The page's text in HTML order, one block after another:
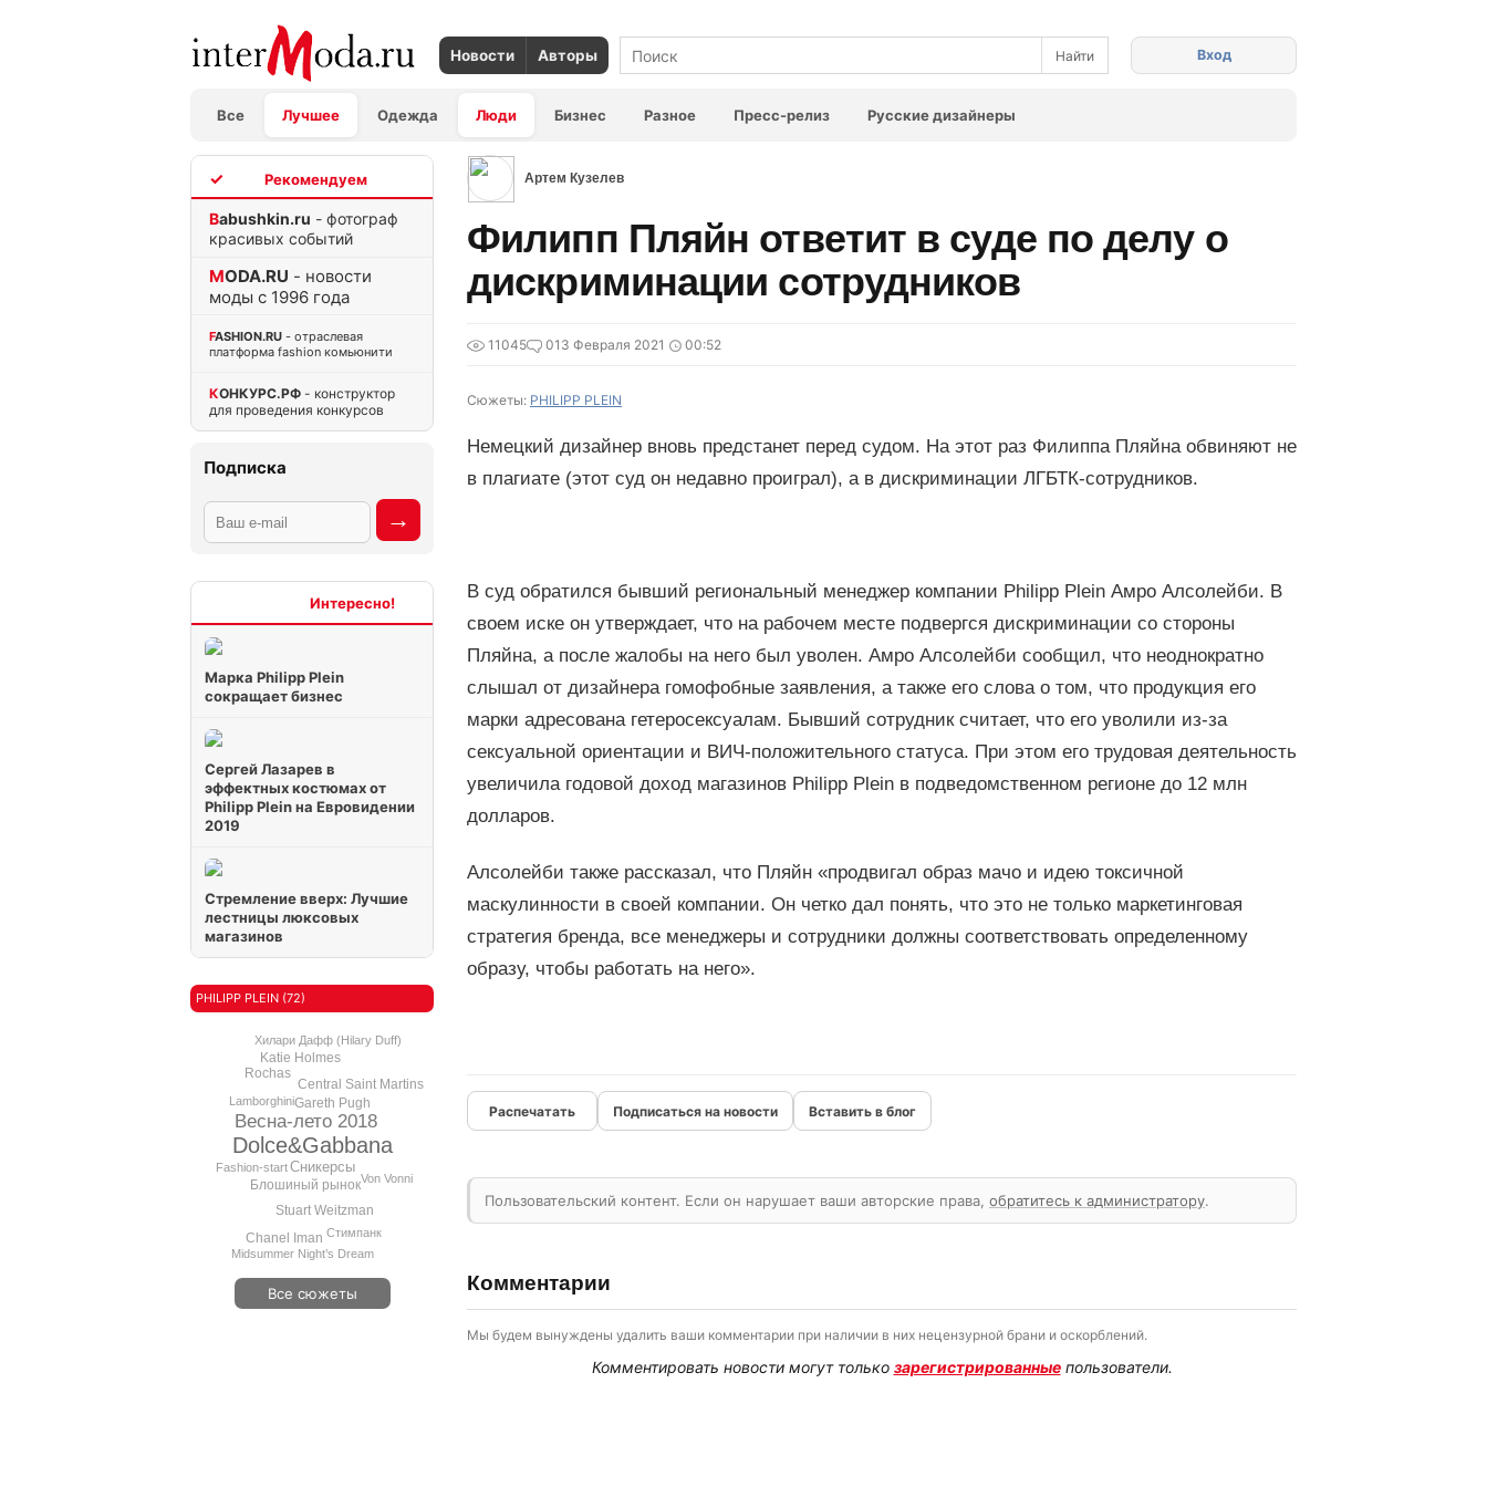
Новости Авторы
Все Лучшее Одежда Люди Бизнес Разное Пресс-релиз Русские дизайнеры
Вход
Babushkin.ru - фотограф
красивых событий
MODA.RU - новости
моды с 1996 года
FASHION.RU - отраслевая
платформа fashion комьюнити
КОНКУРС.РФ - конструктор
для проведения конкурсов
Подписка
Марка Philipp Plein
сокращает бизнес
Сергей Лазарев в
эффектных костюмах от
Philipp Plein на Евровидении
2019
Стремление вверх: Лучшие
лестницы люксовых
магазинов
PHILIPP PLEIN (72)
Dolce&Gabbana
Весна-лето 2018
Сникерсы
Gareth Pugh
Блошиный рынок
Stuart Weitzman
Central Saint Martins
Rochas
Katie Holmes
Chanel Iman
Von Vonni
Хилари Дафф (Hilary Duff)
Midsummer Night’s Dream
Fashion-start
Lamborghini
Стимпанк
Все сюжеты
Артем Кузелев
Филипп Пляйн ответит в суде по делу о
дискриминации сотрудников
11045 013 Февраля 2021 00:52
Сюжеты: PHILIPP PLEIN
Немецкий дизайнер вновь предстанет перед судом. На этот раз Филиппа Пляйна обвиняют не
в плагиате (этот суд он недавно проиграл), а в дискриминации ЛГБТК-сотрудников.
В суд обратился бывший региональный менеджер компании Philipp Plein Амро Алсолейби. В
своем иске он утверждает, что на рабочем месте подвергся дискриминации со стороны
Пляйна, а после жалобы на него был уволен. Амро Алсолейби сообщил, что неоднократно
слышал от дизайнера гомофобные заявления, а также его слова о том, что продукция его
марки адресована гетеросексуалам. Бывший сотрудник считает, что его уволили из-за
сексуальной ориентации и ВИЧ-положительного статуса. При этом его трудовая деятельность
увеличила годовой доход магазинов Philipp Plein в подведомственном регионе до 12 млн
долларов.
Алсолейби также рассказал, что Пляйн «продвигал образ мачо и идею токсичной
маскулинности в своей компании. Он четко дал понять, что это не только маркетинговая
стратегия бренда, все менеджеры и сотрудники должны соответствовать определенному
образу, чтобы работать на него».
Подписаться на новости Вставить в блог
Пользовательский контент. Если он нарушает ваши авторские права, обратитесь к администратору.
Комментарии
Мы будем вынуждены удалить ваши комментарии при наличии в них нецензурной брани и оскорблений.
Комментировать новости могут только зарегистрированныепользователи.